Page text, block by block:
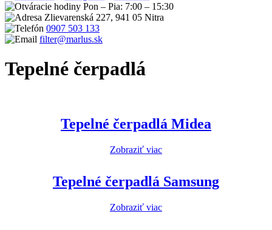
Pon – Pia: 7:00 – 15:30
Zlievarenská 227, 941 05 Nitra
0907 503 133
filter@marlus.sk
Tepelné čerpadlá
Tepelné čerpadlá Midea
Zobraziť viac
Tepelné čerpadlá Samsung
Zobraziť viac